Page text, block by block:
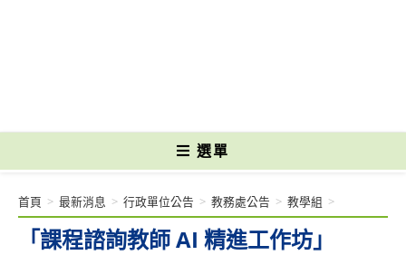
選單
「課程諮詢教師 AI 精進工作坊」
首頁 > 最新消息 > 行政單位公告 > 教務處公告 > 教學組 >